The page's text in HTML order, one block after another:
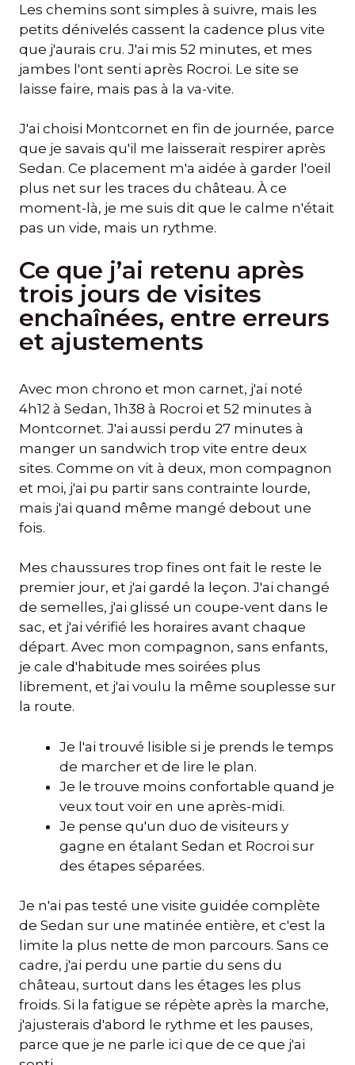
Les chemins sont simples à suivre, mais les
petits dénivelés cassent la cadence plus vite
que j'aurais cru. J'ai mis 52 minutes, et mes
jambes l'ont senti après Rocroi. Le site se
laisse faire, mais pas à la va-vite.
J'ai choisi Montcornet en fin de journée, parce
que je savais qu'il me laisserait respirer après
Sedan. Ce placement m'a aidée à garder l'oeil
plus net sur les traces du château. À ce
moment-là, je me suis dit que le calme n'était
pas un vide, mais un rythme.
Ce que j’ai retenu après
trois jours de visites
enchaînées, entre erreurs
et ajustements
Avec mon chrono et mon carnet, j'ai noté
4h12 à Sedan, 1h38 à Rocroi et 52 minutes à
Montcornet. J'ai aussi perdu 27 minutes à
manger un sandwich trop vite entre deux
sites. Comme on vit à deux, mon compagnon
et moi, j'ai pu partir sans contrainte lourde,
mais j'ai quand même mangé debout une
fois.
Mes chaussures trop fines ont fait le reste le
premier jour, et j'ai gardé la leçon. J'ai changé
de semelles, j'ai glissé un coupe-vent dans le
sac, et j'ai vérifié les horaires avant chaque
départ. Avec mon compagnon, sans enfants,
je cale d'habitude mes soirées plus
librement, et j'ai voulu la même souplesse sur
la route.
Je l'ai trouvé lisible si je prends le temps
de marcher et de lire le plan.
Je le trouve moins confortable quand je
veux tout voir en une après-midi.
Je pense qu'un duo de visiteurs y
gagne en étalant Sedan et Rocroi sur
des étapes séparées.
Je n'ai pas testé une visite guidée complète
de Sedan sur une matinée entière, et c'est la
limite la plus nette de mon parcours. Sans ce
cadre, j'ai perdu une partie du sens du
château, surtout dans les étages les plus
froids. Si la fatigue se répète après la marche,
j'ajusterais d'abord le rythme et les pauses,
parce que je ne parle ici que de ce que j'ai